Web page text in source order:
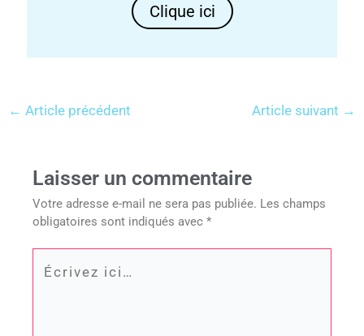
Clique ici
← Article précédent Article suivant →
Laisser un commentaire
Votre adresse e-mail ne sera pas publiée. Les champs
obligatoires sont indiqués avec*
ici…